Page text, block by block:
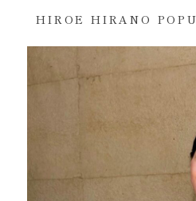
HIROE HIRANO
美容品牌 CERAPLE